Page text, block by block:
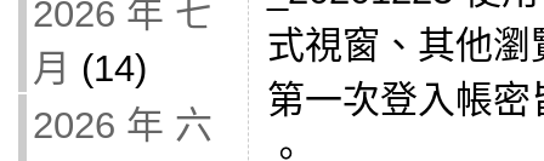
2026 年 七
月 (14)
2026 年 六
式視窗、其他
第一次登入帳